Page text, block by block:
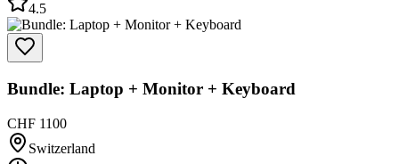
4.5
Bundle: Laptop + Monitor + Keyboard
CHF 1100
Switzerland